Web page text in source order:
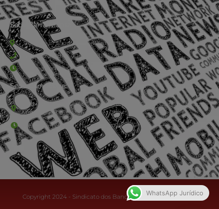
Sede Barra Mansa
Rua Rio Branco, nº107 (2º andar), Centro - Cep: 27.330-030
(24) 3323-2848 ou (24) 3323-2500
De segunda à sexta-feira , das 9h às 17h.
Sede Campestre:
Estrada Governador Chagas Freitas – 3.780 – Colônia Santo
Antônio – Barra Mansa
De terça-feira a domingo, das 9h às 17h
Copyright 2024 - Sindicato dos Bancários do Sul Fluminense
WhatsApp Jurídico